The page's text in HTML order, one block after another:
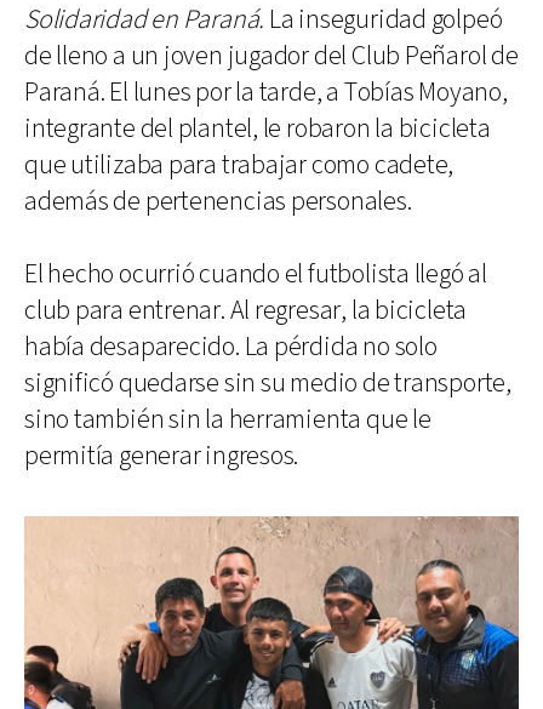
Solidaridad en Paraná. La inseguridad golpeó
de lleno a un joven jugador del Club Peñarol de
Paraná. El lunes por la tarde, a Tobías Moyano,
integrante del plantel, le robaron la bicicleta
que utilizaba para trabajar como cadete,
además de pertenencias personales.
El hecho ocurrió cuando el futbolista llegó al
club para entrenar. Al regresar, la bicicleta
había desaparecido. La pérdida no solo
significó quedarse sin su medio de transporte,
sino también sin la herramienta que le
permitía generar ingresos.